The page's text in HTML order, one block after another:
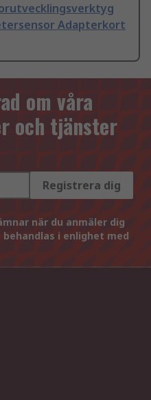
Adapterkort
om våra
och tjänster
Registrera dig
när du anmäler dig
i enlighet med